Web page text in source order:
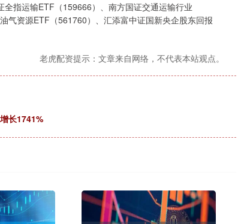
指运输ETF（159666）、南方国证交通运输行业
气资源ETF（561760）、汇添富中证国新央企股东回报
老虎配资提示：文章来自网络，不代表本站观点。
长1741%